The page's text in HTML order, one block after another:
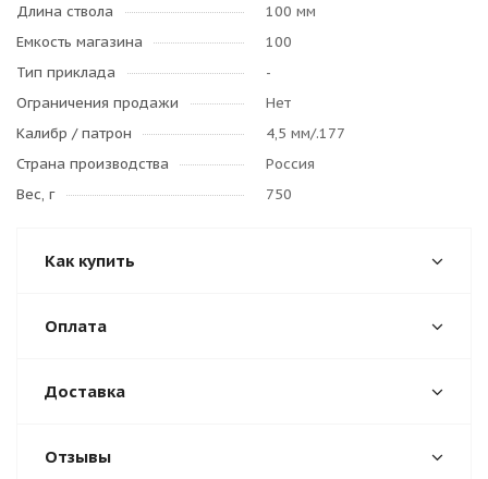
Длина ствола
100 мм
Емкость магазина
100
Тип приклада
-
Ограничения продажи
Нет
Калибр / патрон
4,5 мм/.177
Страна производства
Россия
Вес, г
750
Как купить
Оплата
Доставка
Отзывы